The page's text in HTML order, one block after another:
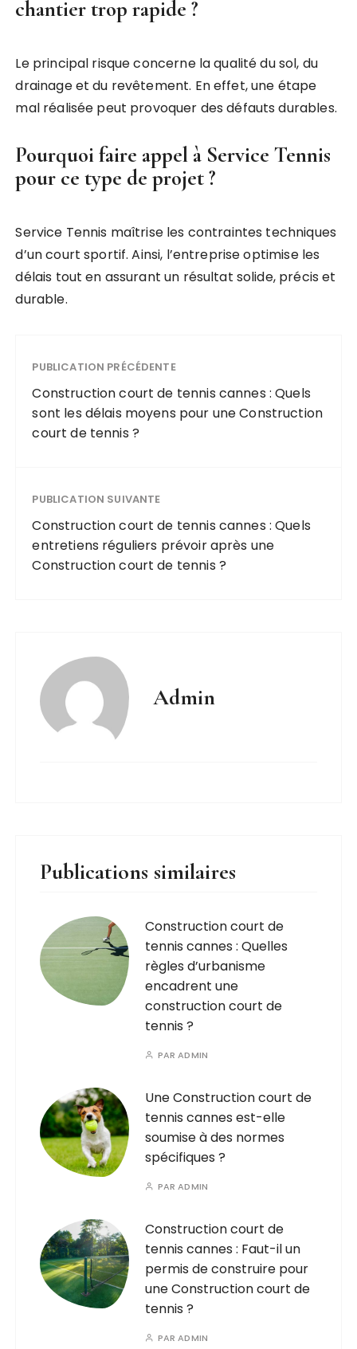
chantier trop rapide ?
Le principal risque concerne la qualité du sol, du
drainage et du revêtement. En effet, une étape
mal réalisée peut provoquer des défauts durables.
Pourquoi faire appel à Service Tennis
pour ce type de projet ?
Service Tennis maîtrise les contraintes techniques
d’un court sportif. Ainsi, l’entreprise optimise les
délais tout en assurant un résultat solide, précis et
durable.
PUBLICATION PRÉCÉDENTE
Construction court de tennis cannes : Quels
sont les délais moyens pour une Construction
court de tennis ?
PUBLICATION SUIVANTE
Construction court de tennis cannes : Quels
entretiens réguliers prévoir après une
Construction court de tennis ?
Admin
Publications similaires
Construction court de
tennis cannes : Quelles
règles d’urbanisme
encadrent une
construction court de
tennis ?
PARADMIN
Une Construction court de
tennis cannes est-elle
soumise à des normes
spécifiques ?
PARADMIN
Construction court de
tennis cannes : Faut-il un
permis de construire pour
une Construction court de
tennis ?
PARADMIN